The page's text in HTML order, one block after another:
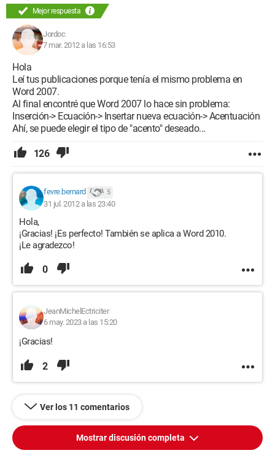
Mejor respuesta
Jordoc
7 mar. 2012 a las 16:53
Hola
Leí tus publicaciones porque tenía el mismo problema en
Word 2007.
Al final encontré que Word 2007 lo hace sin problema:
Inserción-> Ecuación-> Insertar nueva ecuación-> Acentuación
Ahí, se puede elegir el tipo de "acento" deseado...
126
fevre.bernard 5
31 jul. 2012 a las 23:40
Hola,
¡Gracias! ¡Es perfecto! También se aplica a Word 2010.
¡Le agradezco!
0
JeanMichelEctriciter
6 may. 2023 a las 15:20
¡Gracias!
2
Ver los 11 comentarios
Mostrar discusión completa